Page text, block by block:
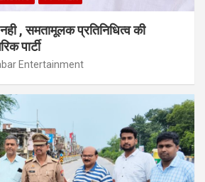
, समतामूलक प्रतिनिधित्व की
पार्टी
Entertainment